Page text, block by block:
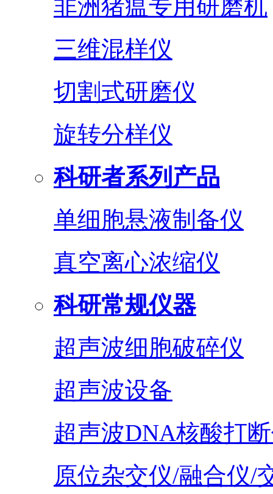
非洲猪瘟专用研磨机
三维混样仪
切割式研磨仪
旋转分样仪
科研者系列产品
单细胞悬液制备仪
真空离心浓缩仪
科研常规仪器
超声波细胞破碎仪
超声波设备
超声波DNA核酸打
原位杂交仪/融合仪/